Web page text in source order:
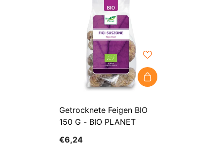
Getrocknete Feigen BIO
150 G - BIO PLANET
€6,24